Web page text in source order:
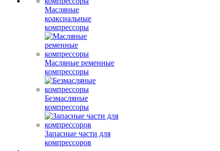
Масляные
коаксиальные
компрессоры
Масляные ременные
компрессоры
Безмасляные
компрессоры
Запасные части для
компрессоров